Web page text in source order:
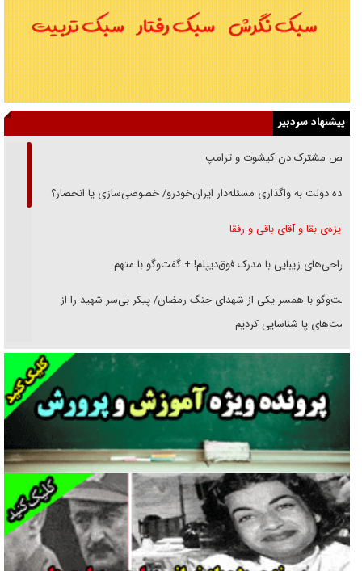
پیشنهاد سردبیر
رقص مشترک دن کیشوت و ترامپ
دنده دولت به واگذاری مسئله‌دار ایران‌خودرو/ خصوصی‌سازی یا انحصار؟
غریزه‌ی بقا و آقای باقی و رفقا
جراحی‌های زیبایی با مدرک فوق‌دیپلم! + گفت‌وگو با متهم
گفت‌وگو با همسر یکی از شهدای جنگ رمضان/ پیکر بی‌سر شهید را از
انگشت‌های پا شناسایی کردیم
نسلی که آنلاین الگو می‌گیرد
گفت‌وگو با آیت‌الله جاودان/ جفای مخالفان مکانت معنوی رهبر شهید را
ارتقا می‌داد
راننده مست به قانون می‌خندد
همه آقای دوربینی شده‌ایم!
قصه ناتمام سرویس مدارس
آیا مقاومت فلسطین خلع‌سلاح می‌شود؟